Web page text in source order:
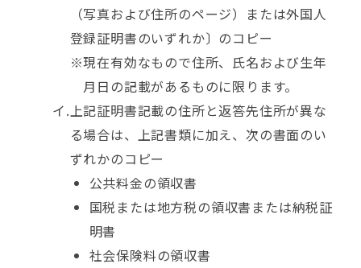
（写真および住所のページ）または外国人
登録証明書のいずれか〕のコピー
現在有効なもので住所、氏名および生年
月日の記載があるものに限ります。
上記証明書記載の住所と返答先住所が異な
る場合は、上記書類に加え、次の書面のい
ずれかのコピー
公共料金の領収書
国税または地方税の領収書または納税証
明書
社会保険料の領収書